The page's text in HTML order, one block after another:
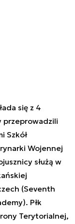
się z 4
przeprowadzili
Szkół
Wojennej
służą w
(Seventh
Płk
Terytorialnej,